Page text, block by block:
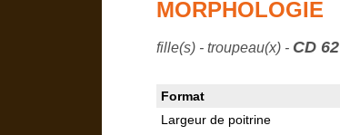
MORPHOLOGIE
fille(s) - troupeau(x) - CD 62
Format
Largeur de poitrine